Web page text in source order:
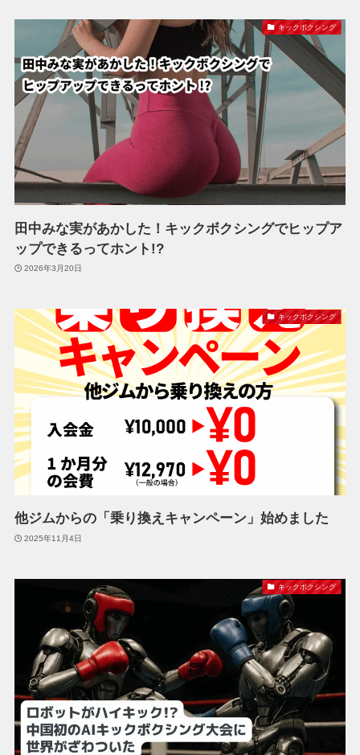
キックボクシング
田中みな実があかした！キックボクシングでヒップア
ップできるってホント!?
2026年3月20日
キックボクシング
他ジムからの「乗り換えキャンペーン」始めました
2025年11月4日
キックボクシング